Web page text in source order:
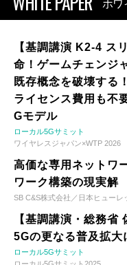
ホワ
【基調講演 K2-4 ス
命！ゲームチェンジ
既存概念を破壊する
ライセンス費用も不
Gモデル
ローカル5Gサミット
ワイヤレスジャパン×WTP 2026
高価な専用ネットワ
ワーク構築の現実解
SB C&S株式会社／日本ヒューレ
【基調講演・総務省
5Gの更なる普及拡大
ローカル5Gサミット